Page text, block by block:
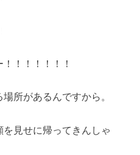
！！！！！！
所があるんですから。
見せに帰ってきんしゃ